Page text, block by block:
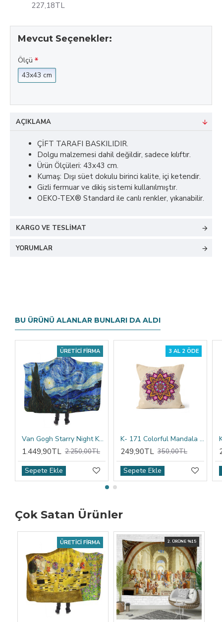
227,18TL
Mevcut Seçenekler:
Ölçü
43x43 cm
AÇIKLAMA
ÇİFT TARAFI BASKILIDIR.
Dolgu malzemesi dahil değildir, sadece kılıftır.
Ürün Ölçüleri: 43x43 cm.
Kumaş: Dışı süet dokulu birinci kalite, içi ketendir.
Gizli fermuar ve dikiş sistemi kullanılmıştır.
OEKO-TEX® Standard ile canlı renkler, yıkanabilir.
KARGO VE TESLIMAT
YORUMLAR
BU ÜRÜNÜ ALANLAR BUNLARI DA ALDI
ÜRETICI FIRMA
Van Gogh Starry Night Kapşonlu Battaniye
1.449,90TL 2.250,00TL
Sepete Ekle
3 AL 2 ÖDE
K- 171 Colorful Mandala Tribal Çift Tarafı Baskılı Kırlent Kılıfı
249,90TL 350,00TL
Sepete Ekle
Çok Satan Ürünler
ÜRETICI FIRMA 2. ÜRÜNE %15